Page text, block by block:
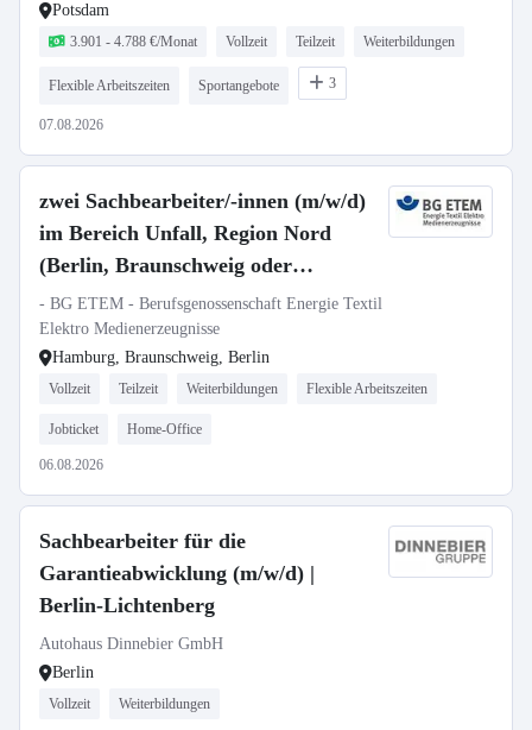
Potsdam
3.901 - 4.788 €/Monat Vollzeit Teilzeit Weiterbildungen
Flexible Arbeitszeiten Sportangebote 3
07.08.2026
zwei Sachbearbeiter/-innen (m/w/d)
im Bereich Unfall, Region Nord
(Berlin, Braunschweig oder
Hamburg)
- BG ETEM - Berufsgenossenschaft Energie Textil
Elektro Medienerzeugnisse
Hamburg, Braunschweig, Berlin
Vollzeit Teilzeit Weiterbildungen Flexible Arbeitszeiten
Jobticket Home-Office
06.08.2026
Sachbearbeiter für die
Garantieabwicklung (m/w/d) |
Berlin-Lichtenberg
Autohaus Dinnebier GmbH
Berlin
Vollzeit Weiterbildungen